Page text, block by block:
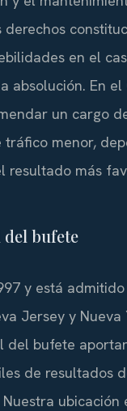
en el
absolución. En
un cargo
menor,
resultado más
del bufete
y está
Jersey y
del bufete
de resultados